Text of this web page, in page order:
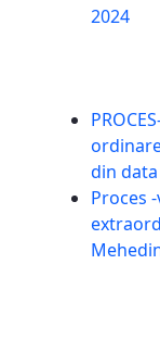
2024
din
Proces